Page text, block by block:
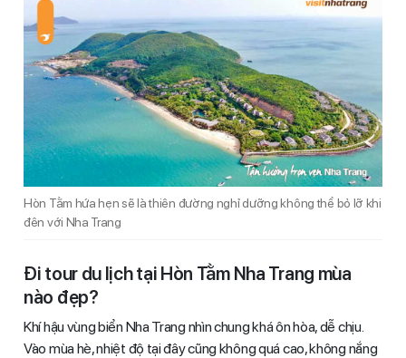
Hòn Tằm hứa hẹn sẽ là thiên đường nghỉ dưỡng không thể bỏ lỡ khi
đên với Nha Trang
Đi tour du lịch tại Hòn Tằm Nha Trang mùa
nào đẹp?
Khí hậu vùng biển Nha Trang nhìn chung khá ôn hòa, dễ chịu.
Vào mùa hè, nhiệt độ tại đây cũng không quá cao, không nắng